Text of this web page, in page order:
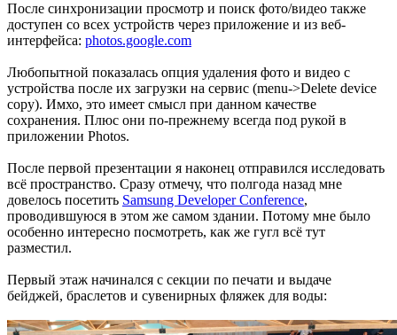
После синхронизации просмотр и поиск фото/видео также
доступен со всех устройств через приложение и из веб-
интерфейса: photos.google.com
Любопытной показалась опция удаления фото и видео с
устройства после их загрузки на сервис (menu->Delete device
copy). Имхо, это имеет смысл при данном качестве
сохранения. Плюс они по-прежнему всегда под рукой в
приложении Photos.
После первой презентации я наконец отправился исследовать
всё пространство. Сразу отмечу, что полгода назад мне
довелось посетить Samsung Developer Conference,
проводившуюся в этом же самом здании. Потому мне было
особенно интересно посмотреть, как же гугл всё тут
разместил.
Первый этаж начинался с секции по печати и выдаче
бейджей, браслетов и сувенирных фляжек для воды: